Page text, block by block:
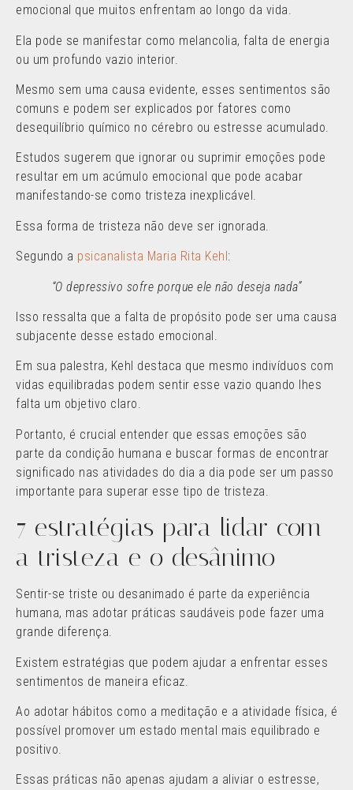
emocional que muitos enfrentam ao longo da vida.
Ela pode se manifestar como melancolia, falta de energia
ou um profundo vazio interior.
Mesmo sem uma causa evidente, esses sentimentos são
comuns e podem ser explicados por fatores como
desequilíbrio químico no cérebro ou estresse acumulado.
Estudos sugerem que ignorar ou suprimir emoções pode
resultar em um acúmulo emocional que pode acabar
manifestando-se como tristeza inexplicável.
Essa forma de tristeza não deve ser ignorada.
Segundo a psicanalista Maria Rita Kehl :
“O depressivo sofre porque ele não deseja nada”
Isso ressalta que a falta de propósito pode ser uma causa
subjacente desse estado emocional.
Em sua palestra, Kehl destaca que mesmo indivíduos com
vidas equilibradas podem sentir esse vazio quando lhes
falta um objetivo claro.
Portanto, é crucial entender que essas emoções são
parte da condição humana e buscar formas de encontrar
significado nas atividades do dia a dia pode ser um passo
importante para superar esse tipo de tristeza.
7 estratégias para lidar com
a tristeza e o desânimo
Sentir-se triste ou desanimado é parte da experiência
humana, mas adotar práticas saudáveis pode fazer uma
grande diferença.
Existem estratégias que podem ajudar a enfrentar esses
sentimentos de maneira eficaz.
Ao adotar hábitos como a meditação e a atividade física, é
possível promover um estado mental mais equilibrado e
positivo.
Essas práticas não apenas ajudam a aliviar o estresse,